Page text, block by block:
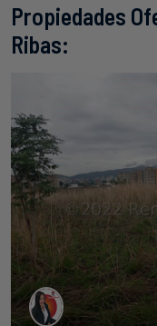
Propiedades
Ribas: